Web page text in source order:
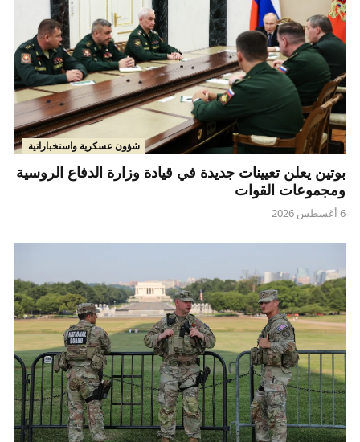
شؤون عسكرية واستخباراتية
بوتين يعلن تعيينات جديدة في قيادة وزارة الدفاع الروسية
ومجموعات القوات
6 أغسطس 2026